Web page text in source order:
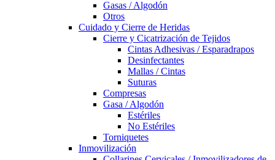
Gasas / Algodón
Otros
Cuidado y Cierre de Heridas
Cierre y Cicatrización de Tejidos
Cintas Adhesivas / Esparadrapos
Desinfectantes
Mallas / Cintas
Suturas
Compresas
Gasa / Algodón
Estériles
No Estériles
Torniquetes
Inmovilización